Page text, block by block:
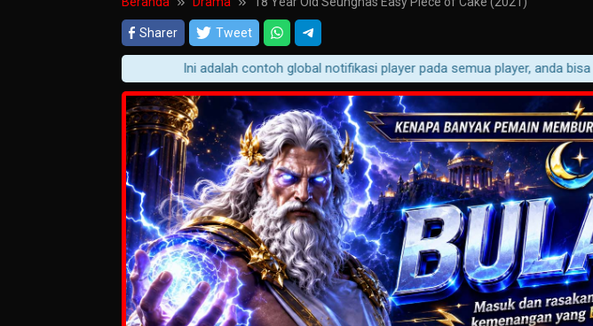
Sharer Tweet
Ini adalah contoh global notifikasi player pada semua player, anda bisa